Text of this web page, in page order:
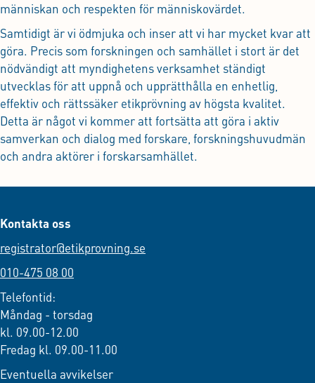
människan och respekten för människovärdet.
Samtidigt är vi ödmjuka och inser att vi har mycket kvar att
göra. Precis som forskningen och samhället i stort är det
nödvändigt att myndighetens verksamhet ständigt
utvecklas för att uppnå och upprätthålla en enhetlig,
effektiv och rättssäker etikprövning av högsta kvalitet.
Detta är något vi kommer att fortsätta att göra i aktiv
samverkan och dialog med forskare, forskningshuvudmän
och andra aktörer i forskarsamhället.
Kontakta oss
registrator@etikprovning.se
010-475 08 00
Telefontid:
Måndag - torsdag
kl. 09.00-12.00
Fredag kl. 09.00-11.00
Eventuella avvikelser